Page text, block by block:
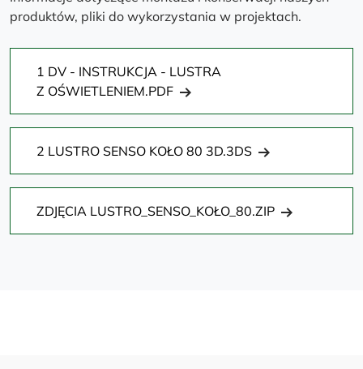
produktów, pliki do wykorzystania w projektach.
1 DV - INSTRUKCJA - LUSTRA
Z OŚWIETLENIEM.PDF
2 LUSTRO SENSO KOŁO 80 3D.3DS
ZDJĘCIA LUSTRO_SENSO_KOŁO_80.ZIP